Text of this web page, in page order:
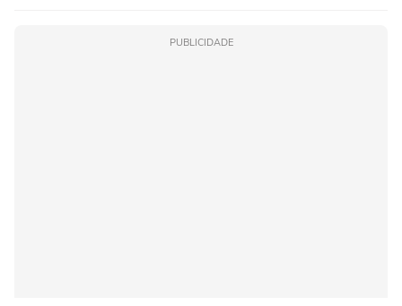
PUBLICIDADE